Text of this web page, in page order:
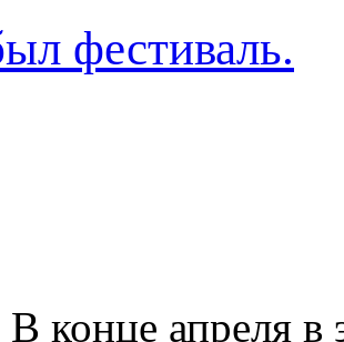
фестиваль.
конце апреля в